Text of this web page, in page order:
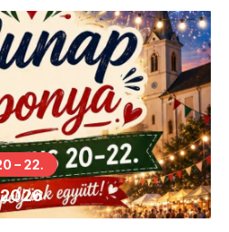
– 22.